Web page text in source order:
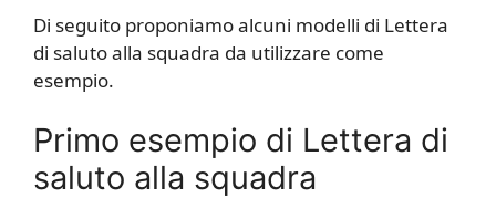
Di seguito proponiamo alcuni modelli di Lettera
di saluto alla squadra da utilizzare come
esempio.
Primo esempio di Lettera di
saluto alla squadra